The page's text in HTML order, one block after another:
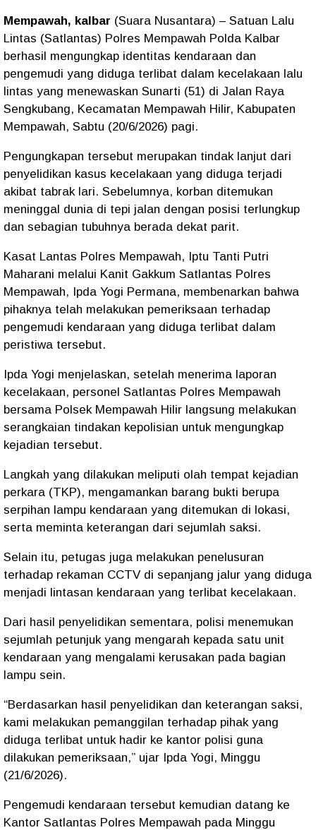
Mempawah, kalbar (Suara Nusantara) – Satuan Lalu
Lintas (Satlantas) Polres Mempawah Polda Kalbar
berhasil mengungkap identitas kendaraan dan
pengemudi yang diduga terlibat dalam kecelakaan lalu
lintas yang menewaskan Sunarti (51) di Jalan Raya
Sengkubang, Kecamatan Mempawah Hilir, Kabupaten
Mempawah, Sabtu (20/6/2026) pagi.
Pengungkapan tersebut merupakan tindak lanjut dari
penyelidikan kasus kecelakaan yang diduga terjadi
akibat tabrak lari. Sebelumnya, korban ditemukan
meninggal dunia di tepi jalan dengan posisi terlungkup
dan sebagian tubuhnya berada dekat parit.
Kasat Lantas Polres Mempawah, Iptu Tanti Putri
Maharani melalui Kanit Gakkum Satlantas Polres
Mempawah, Ipda Yogi Permana, membenarkan bahwa
pihaknya telah melakukan pemeriksaan terhadap
pengemudi kendaraan yang diduga terlibat dalam
peristiwa tersebut.
Ipda Yogi menjelaskan, setelah menerima laporan
kecelakaan, personel Satlantas Polres Mempawah
bersama Polsek Mempawah Hilir langsung melakukan
serangkaian tindakan kepolisian untuk mengungkap
kejadian tersebut.
Langkah yang dilakukan meliputi olah tempat kejadian
perkara (TKP), mengamankan barang bukti berupa
serpihan lampu kendaraan yang ditemukan di lokasi,
serta meminta keterangan dari sejumlah saksi.
Selain itu, petugas juga melakukan penelusuran
terhadap rekaman CCTV di sepanjang jalur yang diduga
menjadi lintasan kendaraan yang terlibat kecelakaan.
Dari hasil penyelidikan sementara, polisi menemukan
sejumlah petunjuk yang mengarah kepada satu unit
kendaraan yang mengalami kerusakan pada bagian
lampu sein.
“Berdasarkan hasil penyelidikan dan keterangan saksi,
kami melakukan pemanggilan terhadap pihak yang
diduga terlibat untuk hadir ke kantor polisi guna
dilakukan pemeriksaan,” ujar Ipda Yogi, Minggu
(21/6/2026).
Pengemudi kendaraan tersebut kemudian datang ke
Kantor Satlantas Polres Mempawah pada Minggu